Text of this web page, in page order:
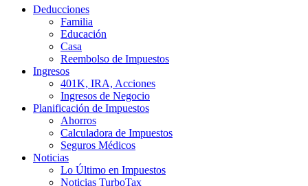
Deducciones
Familia
Educación
Casa
Reembolso de Impuestos
Ingresos
401K, IRA, Acciones
Ingresos de Negocio
Planificación de Impuestos
Ahorros
Calculadora de Impuestos
Seguros Médicos
Noticias
Lo Último en Impuestos
Noticias TurboTax